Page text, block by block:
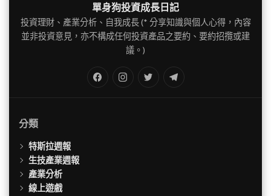
單身狗投資成長日記
投資理財、產業分析、自我成長 (* 分享知識與個人心得，內容
並非投資意見，亦不構成任何投資產品之要約、要約招攬或建
議。)
Twitter
分類
特斯拉週報
生技產業週報
產業分析
線上遊戲